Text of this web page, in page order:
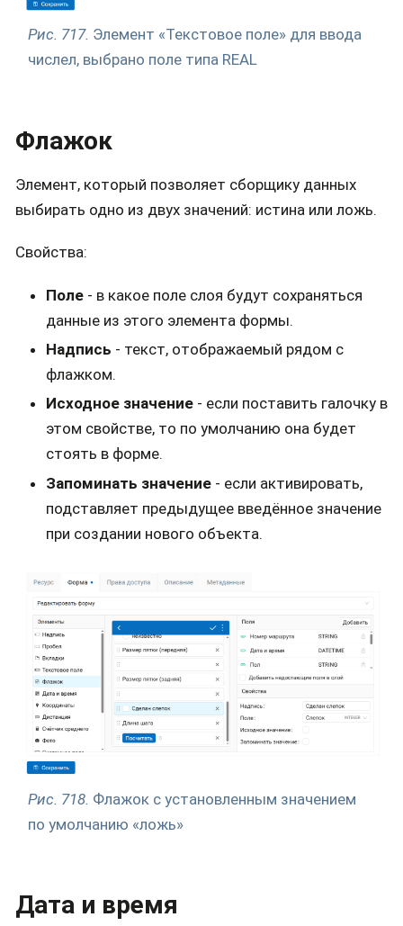
Рис. 717. Элемент «Текстовое поле» для ввода
числел, выбрано поле типа REAL
Флажок
Элемент, который позволяет сборщику данных
выбирать одно из двух значений: истина или ложь.
Свойства:
Поле - в какое поле слоя будут сохраняться
данные из этого элемента формы.
Надпись - текст, отображаемый рядом с
флажком.
Исходное значение - если поставить галочку в
этом свойстве, то по умолчанию она будет
стоять в форме.
Запоминать значение - если активировать,
подставляет предыдущее введённое значение
при создании нового объекта.
Рис. 718. Флажок с установленным значением
по умолчанию «ложь»
Дата и время